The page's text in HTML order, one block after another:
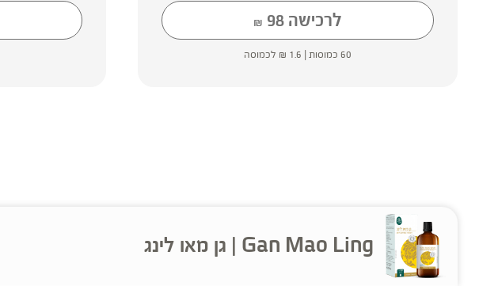
לרכישה
₪ 98
60 כמוסות | ₪ 1.6 לכמוסה